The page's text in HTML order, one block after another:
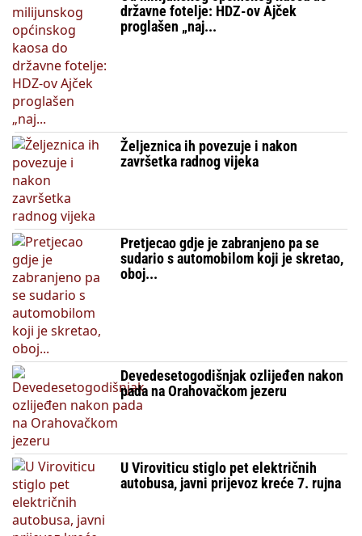
državne fotelje: HDZ-ov Ajček
proglašen „naj...
Željeznica ih povezuje i nakon
završetka radnog vijeka
Pretjecao gdje je zabranjeno pa se
sudario s automobilom koji je skretao,
oboj...
Devedesetogodišnjak ozlijeđen nakon
pada na Orahovačkom jezeru
U Viroviticu stiglo pet električnih
autobusa, javni prijevoz kreće 7. rujna